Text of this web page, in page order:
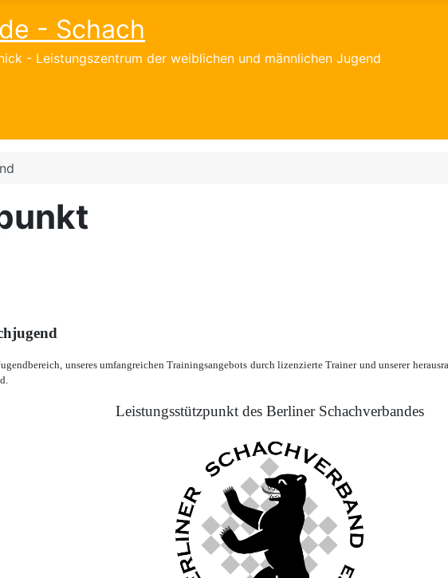
- Schach
- Leistungszentrum der weiblichen und männlichen Jugend
unseres umfangreichen Trainingsangebots durch lizenzierte Trainer und unserer
Leistungsstützpunkt des Berliner Schachverbandes